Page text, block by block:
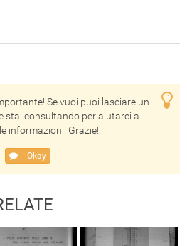
Se vuoi puoi lasciare un
stai consultando per aiutarci a
informazioni. Grazie!
Okay